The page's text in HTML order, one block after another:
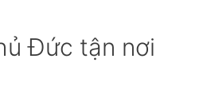
Đức tận nơi